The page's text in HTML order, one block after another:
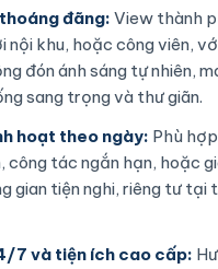
đãng: View thành
nội khu, hoặc công viên,
đón ánh sáng tự nhiên,
sang trọng và thư giãn.
hoạt theo ngày: Phù
công tác ngắn hạn, hoặc
gian tiện nghi, riêng tư tại
7 và tiện ích cao cấp: